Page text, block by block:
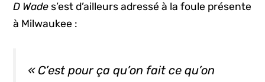
D Wade s’est d’ailleurs adressé à la foule présente
à Milwaukee :
« C’est pour ça qu’on fait ce qu’on